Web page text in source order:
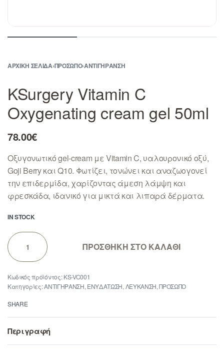
ΑΡΧΙΚΉ ΣΕΛΊΔΑ›ΠΡΟΣΩΠΟ›ΑΝΤΙΓΗΡΑΝΣΗ
KSurgery Vitamin C
Oxygenating cream gel 50ml
78.00€
Οξυγονωτικό gel-cream με Vitamin C, υαλουρονικό οξύ,
Goji Berry και Q10. Φωτίζει, τονώνει και αναζωογονεί
την επιδερμίδα, χαρίζοντας άμεση λάμψη και
φρεσκάδα, ιδανικό για μικτά και λιπαρά δέρματα.
IN STOCK
ΠΡΟΣΘΗΚΗ ΣΤΟ ΚΑΛΑΘΙ
KS-VC001
Κατηγορίες:ΑΝΤΙΓΗΡΑΝΣΗ, ΕΝΥΔΑΤΩΣΗ, ΛΕΥΚΑΝΣΗ,ΠΡΟΣΩΠΟ
SHARE
Περιγραφή